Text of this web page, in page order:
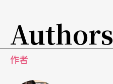
Authors
作者